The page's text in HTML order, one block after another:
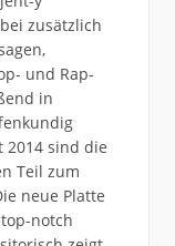
zusätzlich
und Rap-
in
2014 sind die
Teil zum
neue Platte
notch